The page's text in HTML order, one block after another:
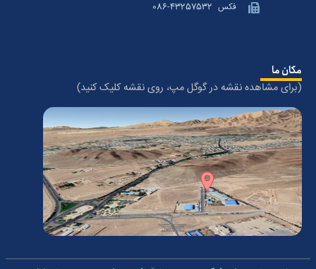
فکس 086-43257532
مکان ما
(برای مشاهده نقشه در گوگل مپ، روی نقشه کلیک کنید)